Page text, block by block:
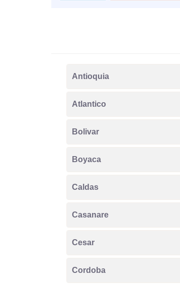
Antioquia
Atlantico
Bolivar
Boyaca
Caldas
Casanare
Cesar
Cordoba